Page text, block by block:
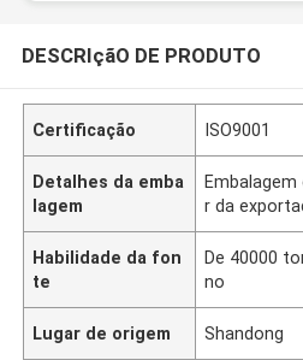
DESCRIçãO DE PRODUTO
Certificação ISO9001
Detalhes da emba
lagem
r da
Habilidade da fon
te
De 40000
no
Lugar de origem Shandong